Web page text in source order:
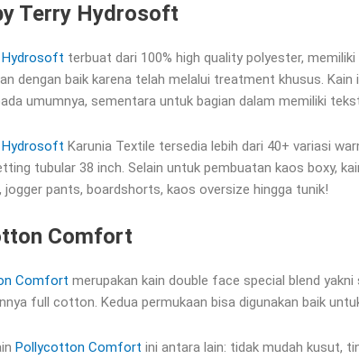
Terry Hydrosoft
Hydrosoft terbuat dari 100% high quality polyester,
dengan baik karena telah melalui treatment khusus.
umumnya, sementara untuk bagian dalam memiliki
Hydrosoft Karunia Textile tersedia lebih dari 40+ variasi
tubular 38 inch. Selain untuk pembuatan kaos boxy,
jogger pants, boardshorts, kaos oversize hingga tunik!
Comfort
Comfort merupakan kain double face special blend
full cotton. Kedua permukaan bisa digunakan baik
Pollycotton Comfort ini antara lain: tidak mudah kusut,